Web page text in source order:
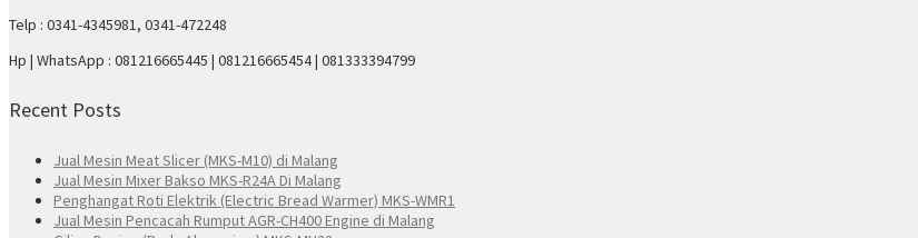
Telp : 0341-4345981, 0341-472248
Hp | WhatsApp : 081216665445 | 081216665454 | 081333394799
Recent Posts
Jual Mesin Meat Slicer (MKS-M10) di Malang
Jual Mesin Mixer Bakso MKS-R24A Di Malang
Penghangat Roti Elektrik (Electric Bread Warmer) MKS-WMR1
Jual Mesin Pencacah Rumput AGR-CH400 Engine di Malang